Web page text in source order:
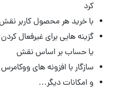
کرد
با خرید هر محصول کاربر نقش
گزینه هایی برای غیرفعال
یا حساب بر اساس نقش
سازگار با افزونه های ووکامرس
و امکانات دیگر…